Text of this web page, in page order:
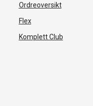
Ordreoversikt
Flex
Komplett Club